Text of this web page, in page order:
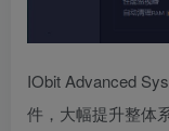
IObit Advanced
件，大幅提升整体